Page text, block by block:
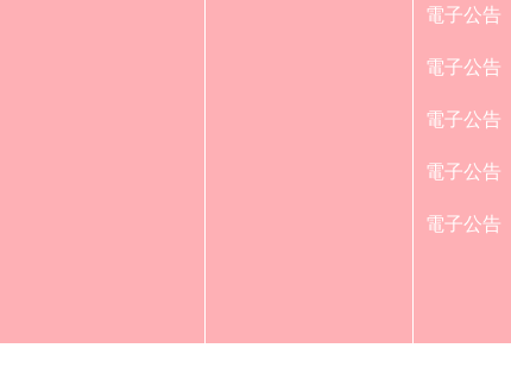
電子公告
電子公告
電子公告
電子公告
電子公告